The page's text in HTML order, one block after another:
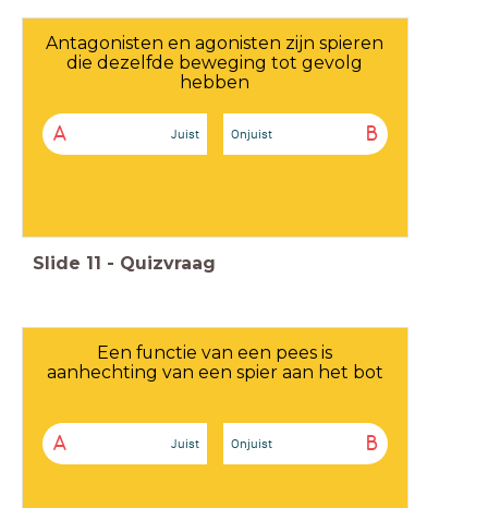
Antagonisten en agonisten zijn spieren
die dezelfde beweging tot gevolg
hebben
A Juist B
Onjuist
Slide 11 - Quizvraag
Een functie van een pees is
aanhechting van een spier aan het bot
A Juist B
Onjuist